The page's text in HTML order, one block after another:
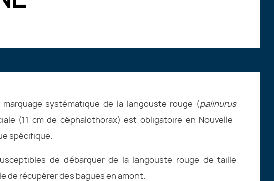
marquage systématique de la langouste rouge (palinurus
(11 cm de céphalothorax) est obligatoire en Nouvelle-
spécifique.
de débarquer de la langouste rouge de taille
de récupérer des bagues en amont.